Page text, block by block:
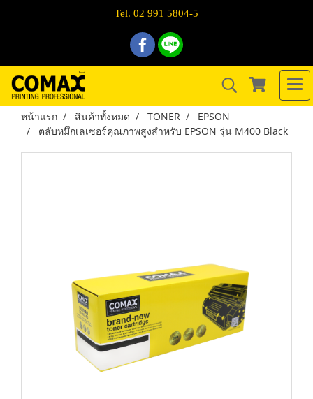
Tel. 02 991 5804-5
หน้าแรก สินค้าทั้งหมด TONER
EPSON
ตลับหมึกเลเซอร์คุณภาพสูงสำหรับ EPSON รุ่น M400 Black